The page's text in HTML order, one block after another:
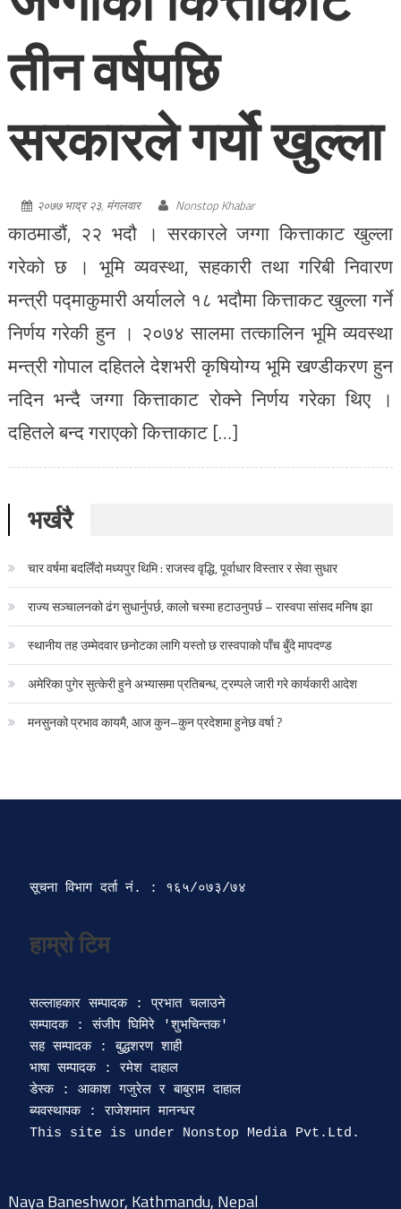
तीन वर्षपछि
सरकारले गर्यो खुल्ला
२०७७ भाद्र २३, मंगलवार Nonstop Khabar
काठमाडौं, २२ भदौ । सरकारले जग्गा कित्ताकाट खुल्ला
गरेको छ । भूमि व्यवस्था, सहकारी तथा गरिबी निवारण
मन्त्री पद्माकुमारी अर्यालले १८ भदौमा कित्ताकट खुल्ला गर्ने
निर्णय गरेकी हुन । २०७४ सालमा तत्कालिन भूमि व्यवस्था
मन्त्री गोपाल दहितले देशभरी कृषियोग्य भूमि खण्डीकरण हुन
नदिन भन्दै जग्गा कित्ताकाट रोक्ने निर्णय गरेका थिए ।
दहितले बन्द गराएको कित्ताकाट […]
भर्खरै
चार वर्षमा बदलिँदो मध्यपुर थिमि : राजस्व वृद्धि, पूर्वाधार विस्तार र सेवा सुधार
राज्य सञ्चालनको ढंग सुधार्नुपर्छ, कालो चस्मा हटाउनुपर्छ – रास्वपा सांसद मनिष झा
स्थानीय तह उम्मेदवार छनोटका लागि यस्तो छ रास्वपाको पाँच बुँदे मापदण्ड
अमेरिका पुगेर सुत्केरी हुने अभ्यासमा प्रतिबन्ध, ट्रम्पले जारी गरे कार्यकारी आदेश
मनसुनको प्रभाव कायमै, आज कुन–कुन प्रदेशमा हुनेछ वर्षा ?
सूचना विभाग दर्ता‍ नं. : १६५/०७३/७४
हाम्रो टिम
सल्लाहकार सम्पादक : प्रभात चलाउने
सम्पादक : संजीप घिमिरे 'शुभचिन्तक'
सह सम्पादक : बुद्धशरण शाही
भाषा सम्पादक : रमेश दाहाल
डेस्क : आकाश गजुरेल र बाबुराम दाहाल
ब्यवस्थापक : राजेशमान मानन्धर
Naya Baneshwor, Kathmandu, Nepal